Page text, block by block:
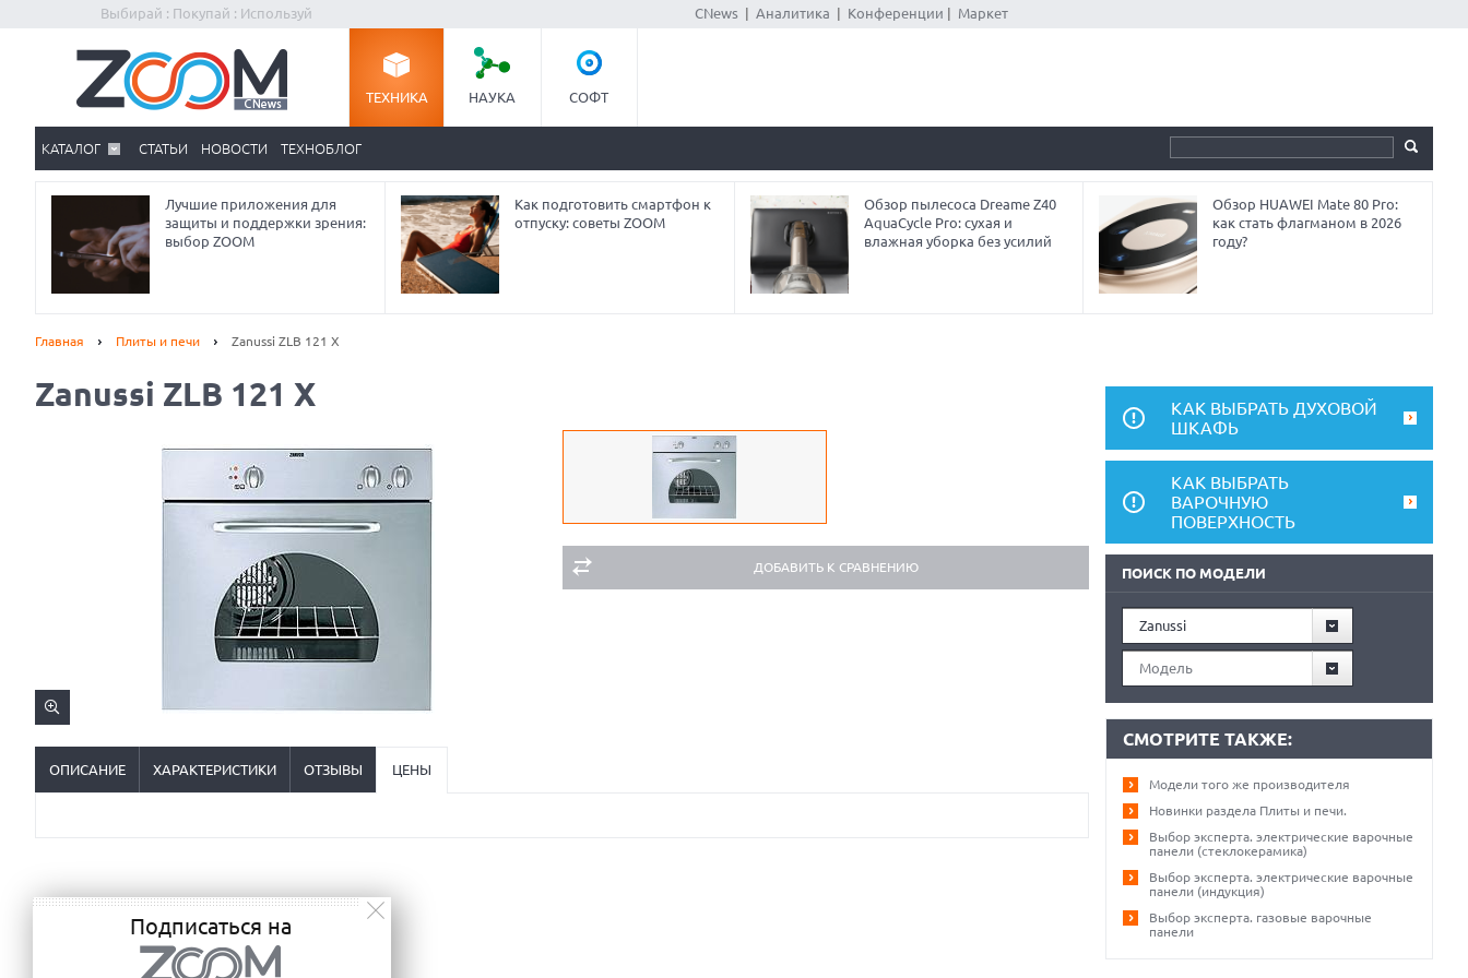
Выбирай : Покупай : Используй CNews| Аналитика Конференции Маркет
ТЕХНИКА НАУКА СОФТ
КАТАЛОГ СТАТЬИ НОВОСТИ ТЕХНОБЛОГ
Лучшие приложения для
защиты и поддержки зрения:
выбор ZOOM
Как подготовить смартфон к
отпуску: советы ZOOM
Обзор пылесоса Dreame Z40
AquaCycle Pro: сухая и
влажная уборка без усилий
Обзор HUAWEI Mate 80 Pro:
как стать флагманом в 2026
году?
Главная Плиты и печи Zanussi ZLB 121 X
Zanussi ZLB 121 X
ДОБАВИТЬ К СРАВНЕНИЮ
ОПИСАНИЕ ХАРАКТЕРИСТИКИ ОТЗЫВЫ ЦЕНЫ
КАК ВЫБРАТЬ ДУХОВОЙ
ШКАФЬ
КАК ВЫБРАТЬ
ВАРОЧНУЮ
ПОВЕРХНОСТЬ
ПОИСК ПО МОДЕЛИ
Zanussi
Модель
СМОТРИТЕ ТАКЖЕ:
Модели того же производителя
Новинки раздела Плиты и печи.
Выбор эксперта. электрические варочные
панели (стеклокерамика)
Выбор эксперта. электрические варочные
панели (индукция)
Выбор эксперта. газовые варочные
панели
Подписаться на